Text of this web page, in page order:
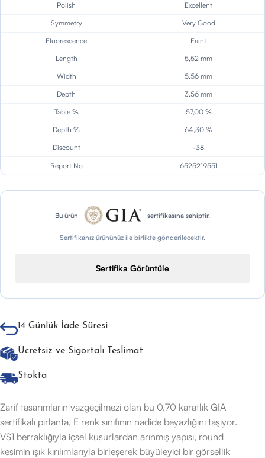
Polish
Excellent
Symmetry
Very Good
Fluorescence
Faint
Length
5,52 mm
Width
5,56 mm
Depth
3,56 mm
Table %
57,00 %
Depth %
64,30 %
Discount
-38
Report No 6525219551
Bu ürün sertifikasına sahiptir.
Sertifikanız ürününüz ile birlikte gönderilecektir.
Sertifika Görüntüle
14 Günlük İade Süresi
Ücretsiz ve Sigortalı Teslimat
Stokta
Zarif tasarımların vazgeçilmezi olan bu 0,70 karatlık GIA
sertifikalı pırlanta, E renk sınıfının nadide beyazlığını taşıyor.
VS1 berraklığıyla içsel kusurlardan arınmış yapısı, round
kesimin ışık kırılımlarıyla birleşerek büyüleyici bir görsellik